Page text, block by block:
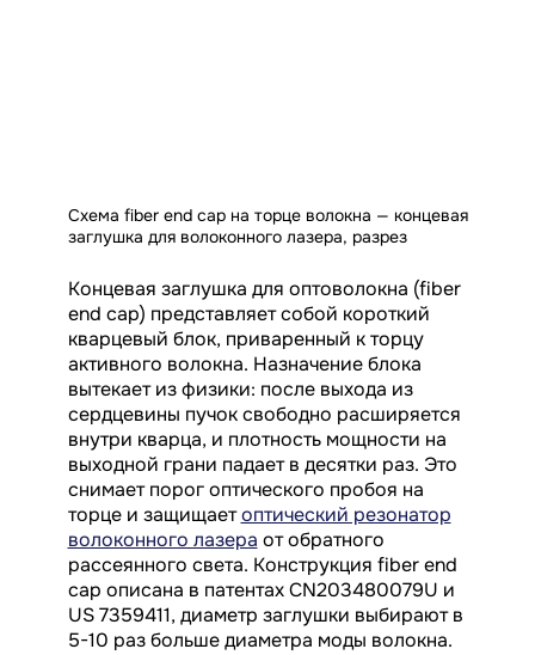
Схема fiber end cap на торце волокна — концевая
заглушка для волоконного лазера, разрез
Концевая заглушка для оптоволокна (fiber
end cap) представляет собой короткий
кварцевый блок, приваренный к торцу
активного волокна. Назначение блока
вытекает из физики: после выхода из
сердцевины пучок свободно расширяется
внутри кварца, и плотность мощности на
выходной грани падает в десятки раз. Это
снимает порог оптического пробоя на
торце и защищаетоптический резонатор
волоконного лазера от обратного
рассеянного света. Конструкция fiber end
cap описана в патентах CN203480079U и
US 7359411, диаметр заглушки выбирают в
5-10 раз больше диаметра моды волокна.